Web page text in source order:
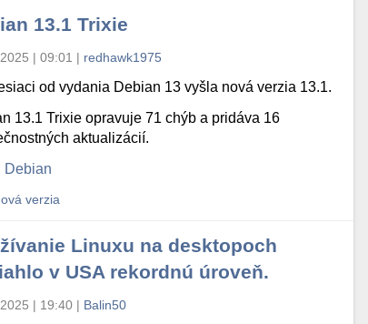
13.1 Trixie
| 09:01 | redhawk1975
od vydania Debian 13 vyšla nová verzia 13.1.
13.1 Trixie opravuje 71 chýb a pridáva 16
aktualizácií.
Debian
verzia
Linuxu na desktopoch
v USA rekordnú úroveň.
| 19:40 | Balin50